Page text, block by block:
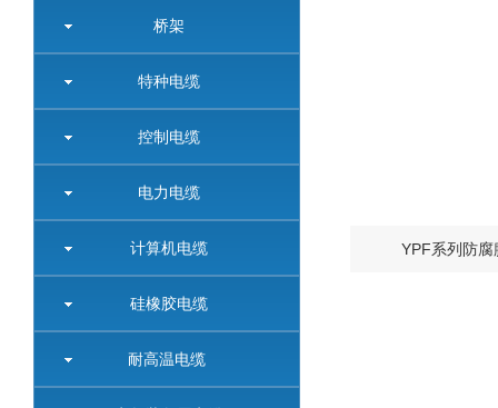
桥架
特种电缆
控制电缆
电力电缆
计算机电缆
硅橡胶电缆
耐高温电缆
YPF系列防